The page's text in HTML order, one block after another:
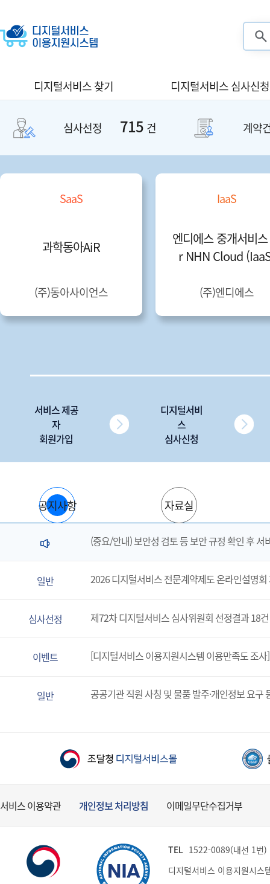
디지털서비스 찾기 디지털서비스 심사신청
심사선정 715 건 계약
SaaS
과학동아AiR
(주)동아사이언스
IaaS
엔디에스 중개서비
r NHN Cloud
(주)엔디에스
서비스 제공
자
회원가입
디지털서비
스
심사신청
공지사항 자료실
(중요/안내) 보안성 검토 등 보안 규정 확인 후 서
일반 2026 디지털서비스 전문계약제도 온라인설명회
심사선정 제72차 디지털서비스 심사위원회 선정결과 18건
이벤트 [디지털서비스 이용지원시스템 이용만족도 조
일반 공공기관 직원 사칭 및 물품 발주·개인정보 요구
서비스 이용약관 개인정보 처리방침 이메일무단수집거부
TEL 1522-0089(내선 1번
디지털서비스 이용지원시스